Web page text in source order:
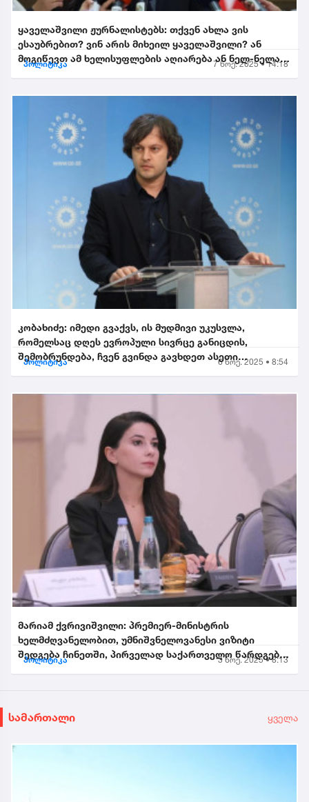
ყაველაშვილი ჟურნალისტებს: თქვენ ახლა ვის
ესაუბრებით? ვინ არის მიხეილ ყაველაშვილი? ან
მოგიწევთ ამ ხელისუფლების აღიარება ან ნელ-ნელა
პოლიტიკა 7 ნოე. 2025 • 14:18
კობახიძე: იმედი გვაქვს, ის მუდმივი უკუსვლა,
რომელსაც დღეს ევროპული სივრცე განიცდის,
შემობრუნდება, ჩვენ გვინდა გავხდეთ ასეთი
პოლიტიკა 6 ნოე. 2025 • 8:54
მარიამ ქვრივიშვილი: პრემიერ-მინისტრის
ხელმძღვანელობით, უმნიშვნელოვანესი ვიზიტი
შედგება ჩინეთში, პირველად საქართველო წარდგება
პოლიტიკა 3 ნოე. 2025 • 8:13
სამართალი ყველა